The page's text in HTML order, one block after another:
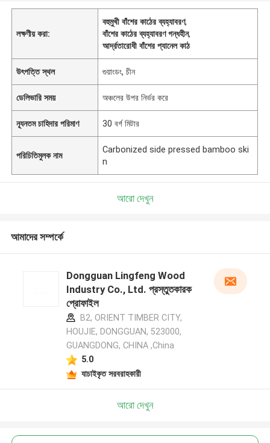
লক্ষণীয় করা:
বহুমুখী বাঁশের কাঠের ব্যহ্যাবরণ,
বাঁশের কাঠের ব্যহ্যাবরণ গন্ধহীন,
আর্দ্রতারোধী বাঁশের প্যানেল কাঠ
উৎপত্তি স্থল গুয়াংডং, চীন
ডেলিভারি সময় অঞ্চলের উপর নির্ভর করে
ন্যূনতম চাহিদার পরিমাণ 30 বর্গ মিটার
পরিচিতিমুলক নাম
Carbonized side pressed bamboo ski
n
আরো দেখুন
আমাদের সম্পর্কে
Dongguan Lingfeng Wood
Industry Co., Ltd. প্রস্তুতকারক
প্রোফাইল
B2, ORIENT TIMBER CITY,
HOUJIE, DONGGUAN, 523000,
GUANGDONG, CHINA ,China
5.0
যাচাইকৃত সরবরাহকারী
আরো দেখুন